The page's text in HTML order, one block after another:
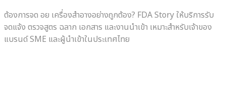
ต้องการจด อย เครื่องสำอางอย่างถูกต้อง? FDA Story ให้บริการรับ
จดแจ้ง ตรวจสูตร ฉลาก เอกสาร และงานนำเข้า เหมาะสำหรับเจ้าของ
แบรนด์ SME และผู้นำเข้าในประเทศไทย